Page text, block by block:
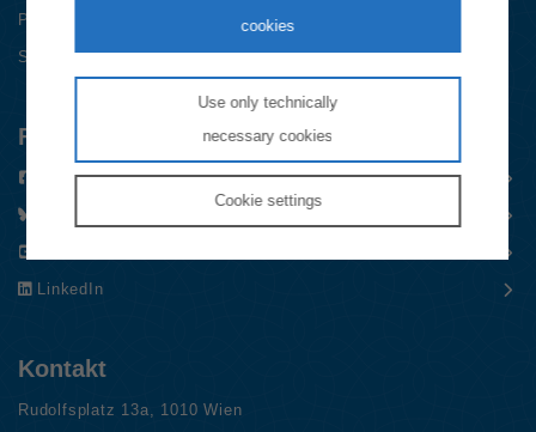
cookies
Use only technically
necessary cookies
Cookie settings
Publikationen
Statistik
Folgen Sie uns
Facebook
LinkedIn
Kontakt
Rudolfsplatz 13a, 1010 Wien